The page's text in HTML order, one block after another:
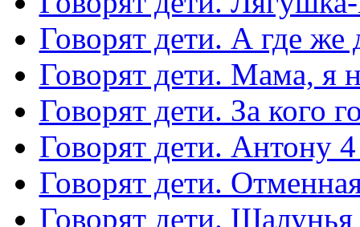
Говорят дети. А где же
Говорят дети. Мама, я
Говорят дети. За кого
Говорят дети. Антону 4
Говорят дети.
Говорят дети. Шалунья